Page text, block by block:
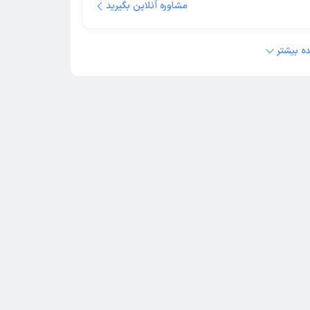
مشاوره آنلاین بگیرید
بیشتر